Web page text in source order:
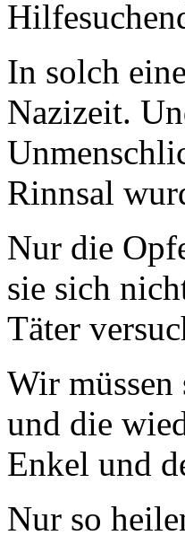
In solch
Nazizeit.
Rinnsal
Nur die
sie sich
Täter
Wir müssen
und die
Enkel und
Nur so